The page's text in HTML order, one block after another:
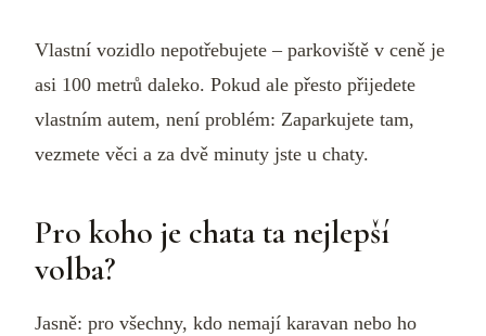
Vlastní vozidlo nepotřebujete – parkoviště v ceně je
asi 100 metrů daleko. Pokud ale přesto přijedete
vlastním autem, není problém: Zaparkujete tam,
vezmete věci a za dvě minuty jste u chaty.
Pro koho je chata ta nejlepší
volba?
Jasně: pro všechny, kdo nemají karavan nebo ho